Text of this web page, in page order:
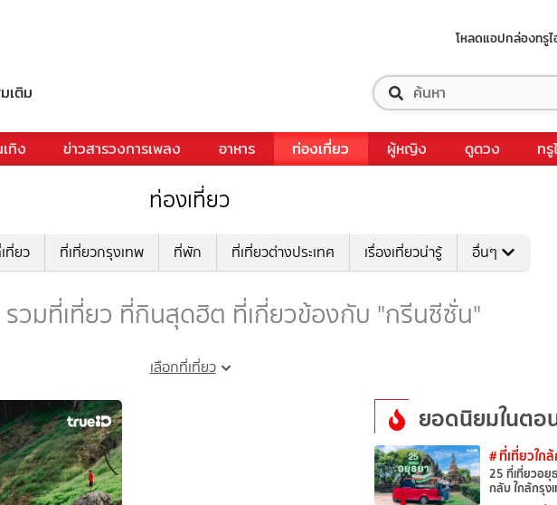
โหลดแอปกล่องทรู
เติม
ทิง ข่าวสารวงการเพลง อาหาร ท่องเที่ยว ผู้หญิง ดูดวง ทรู
ท่องเที่ยว
ที่ยว ที่เที่ยวกรุงเทพ ที่พัก ที่เที่ยวต่างประเทศ เรื่องเที่ยวน่ารู้ อื่นๆ
วมที่เที่ยว ที่กินสุดฮิต ที่เกี่ยวข้องกับ "กรีนซีซั่น"
เลือกที่เที่ยว
ยอดนิยมในตอ
# ที่เที่ยวใก
25 ที่เที่ยวอยุ
กลับ ใกล้กรุง